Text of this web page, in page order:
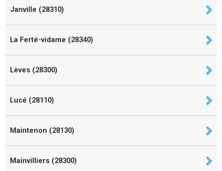
Janville (28310)
La Ferté-vidame (28340)
Lèves (28300)
Lucé (28110)
Maintenon (28130)
Mainvilliers (28300)